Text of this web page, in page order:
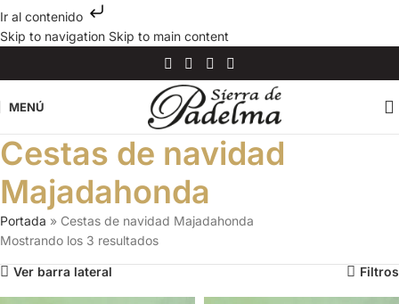
Ir al contenido
Skip to navigation Skip to main content
MENÚ
Cestas de navidad
Majadahonda
Portada » Cestas de navidad Majadahonda
Mostrando los 3 resultados
Ver barra lateral Filtros